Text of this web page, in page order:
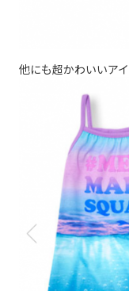
他にも超かわいいア